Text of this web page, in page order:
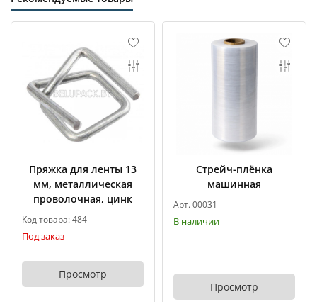
Пряжка для ленты 13
мм, металлическая
проволочная, цинк
Код товара: 484
Под заказ
Просмотр
Стрейч-плёнка
машинная
Арт. 00031
В наличии
Просмотр